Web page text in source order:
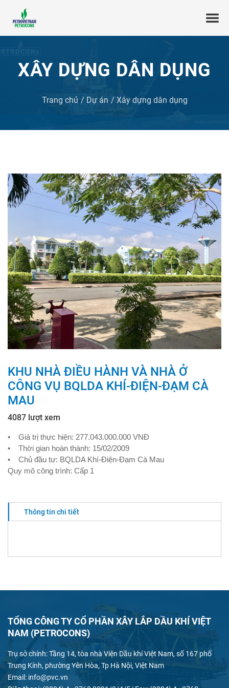
XÂY DỰNG DÂN DỤNG
Trang chủ Dự án Xây dựng dân dụng
KHU NHÀ ĐIỀU HÀNH VÀ NHÀ Ở
CÔNG VỤ BQLDA KHÍ-ĐIỆN-ĐẠM CÀ
MAU
4087 lượt xem
• Giá trị thực hiện: 277.043.000.000 VNĐ
• Thời gian hoàn thành: 15/02/2009
• Chủ đầu tư: BQLDA Khí-Điện-Đạm Cà Mau
Quy mô công trình: Cấp 1
Thông tin chi tiết
TỔNG CÔNG TY CỔ PHẦN XÂY LẮP DẦU KHÍ VIỆT
NAM (PETROCONS)
Trụ sở chính: Tầng 14, tòa nhà Viện Dầu khí Việt Nam, số 167 phố
Trung Kính, phường Yên Hòa, Tp Hà Nội, Việt Nam
Email: info@pvc.vn